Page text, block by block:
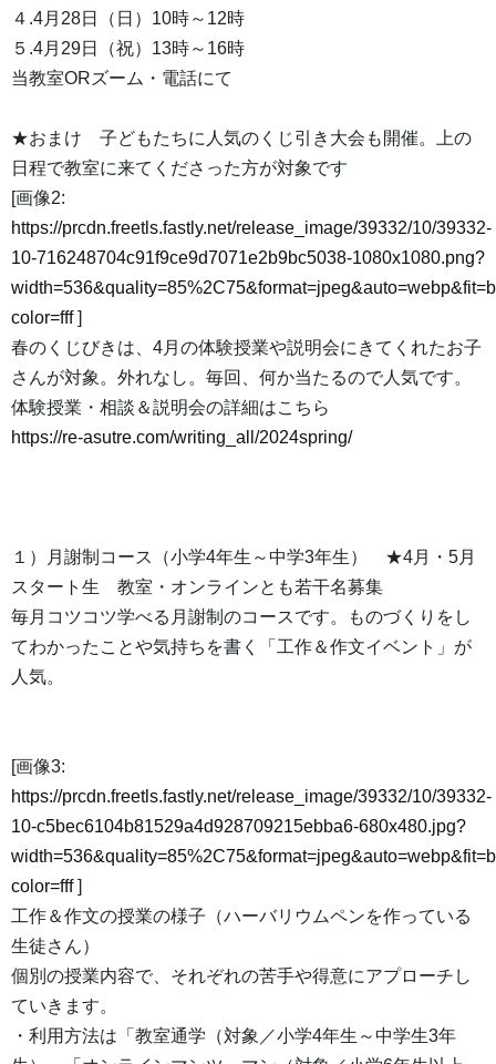
４.4月28日（日）10時～12時
５.4月29日（祝）13時～16時
当教室ORズーム・電話にて
★おまけ 子どもたちに人気のくじ引き大会も開催。上の
日程で教室に来てくださった方が対象です
[画像2:
https://prcdn.freetls.fastly.net/release_image/39332/10/39332-
10-716248704c91f9ce9d7071e2b9bc5038-1080x1080.png?
color=fff]
春のくじびきは、4月の体験授業や説明会にきてくれたお子
さんが対象。外れなし。毎回、何か当たるので人気です。
体験授業・相談＆説明会の詳細はこちら
https://re-asutre.com/writing_all/2024spring/
１）月謝制コース（小学4年生～中学3年生） ★4月・5月
スタート生 教室・オンラインとも若干名募集
毎月コツコツ学べる月謝制のコースです。ものづくりをし
てわかったことや気持ちを書く「工作＆作文イベント」が
人気。
[画像3:
https://prcdn.freetls.fastly.net/release_image/39332/10/39332-
10-c5bec6104b81529a4d928709215ebba6-680x480.jpg?
color=fff]
工作＆作文の授業の様子（ハーバリウムペンを作っている
生徒さん）
個別の授業内容で、それぞれの苦手や得意にアプローチし
ていきます。
・利用方法は「教室通学（対象／小学4年生～中学生3年